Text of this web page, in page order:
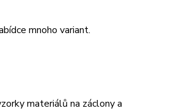
mnoho variant.
materiálů na záclony a